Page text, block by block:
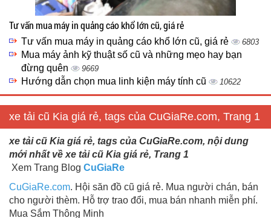
Tư vấn mua máy in quảng cáo khổ lớn cũ, giá rẻ
Tư vấn mua máy in quảng cáo khổ lớn cũ, giá rẻ 6803
Mua máy ảnh kỹ thuật số cũ và những mẹo hay bạn
đừng quên
9669
Hướng dẫn chọn mua linh kiện máy tính cũ 10622
xe tải cũ Kia giá rẻ, tags của CuGiaRe.com, Trang 1
xe tải cũ Kia giá rẻ, tags của CuGiaRe.com, nội dung
mới nhất về xe tải cũ Kia giá rẻ, Trang 1
Xem Trang Blog CuGiaRe
CuGiaRe.com. Hội săn đồ cũ giá rẻ. Mua người chán, bán
cho người thèm. Hỗ trợ trao đổi, mua bán nhanh miễn phí.
Mua Sắm Thông Minh